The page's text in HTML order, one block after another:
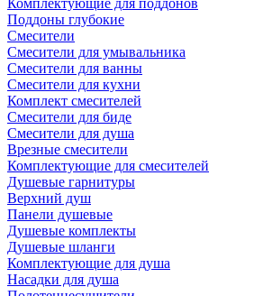
Комплектующие для поддонов
Поддоны глубокие
Смесители
Смесители для умывальника
Смесители для ванны
Смесители для кухни
Комплект смесителей
Смесители для биде
Смесители для душа
Врезные смесители
Комплектующие для смесителей
Душевые гарнитуры
Верхний душ
Панели душевые
Душевые комплекты
Душевые шланги
Комплектующие для душа
Насадки для душа